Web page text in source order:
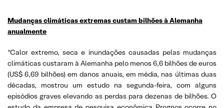
Mudanças climáticas extremas custam bilhões à Alemanha
anualmente
“Calor extremo, seca e inundações causadas pelas mudanças
climáticas custaram à Alemanha pelo menos 6,6 bilhões de euros
(US$ 6,69 bilhões) em danos anuais, em média, nas últimas duas
décadas, mostrou um estudo na segunda-feira, com alguns
episódios graves elevando as perdas para dezenas de bilhões. O